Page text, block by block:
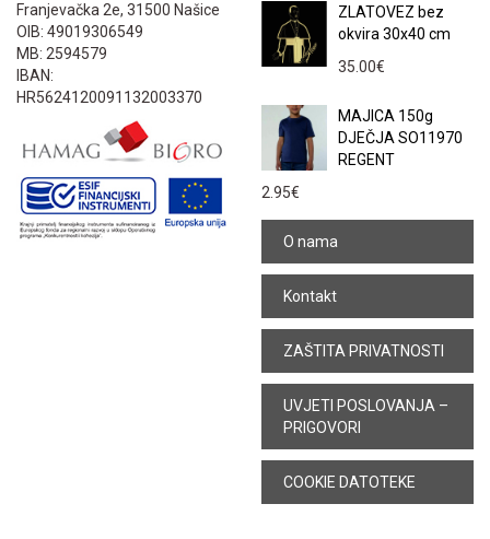
Franjevačka 2e, 31500 Našice
OIB: 49019306549
MB: 2594579
IBAN:
HR5624120091132003370
ZLATOVEZ bez
okvira 30x40 cm
35.00€
MAJICA 150g
DJEČJA SO11970
REGENT
2.95€
O nama
Kontakt
ZAŠTITA PRIVATNOSTI
UVJETI POSLOVANJA –
PRIGOVORI
COOKIE DATOTEKE